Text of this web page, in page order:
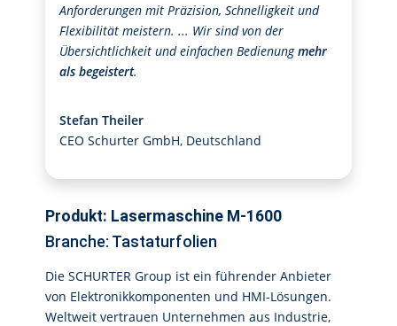
Anforderungen mit Präzision, Schnelligkeit und
Flexibilität meistern. ... Wir sind von der
Übersichtlichkeit und einfachen Bedienungmehr
als begeistert.
Stefan Theiler
CEO Schurter GmbH, Deutschland
Produkt: Lasermaschine M-1600
Branche: Tastaturfolien
Die SCHURTER Group ist ein führender Anbieter
von Elektronikkomponenten und HMI-Lösungen.
Weltweit vertrauen Unternehmen aus Industrie,